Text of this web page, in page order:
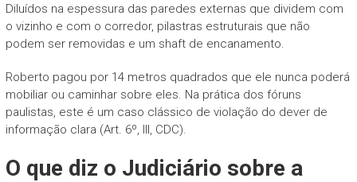
Diluídos na espessura das paredes externas que dividem com
o vizinho e com o corredor, pilastras estruturais que não
podem ser removidas e um shaft de encanamento.
Roberto pagou por 14 metros quadrados que ele nunca poderá
mobiliar ou caminhar sobre eles. Na prática dos fóruns
paulistas, este é um caso clássico de violação do dever de
informação clara (Art. 6º, III, CDC).
O que diz o Judiciário sobre a